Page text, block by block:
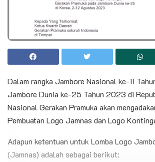
Dalam rangka Jambore Nasional ke-11
Jambore Dunia ke-25 Tahun 2023 di
Nasional Gerakan Pramuka akan
Pembuatan Logo Jamnas dan Logo
Adapun ketentuan untuk Lomba Logo
(Jamnas) adalah sebagai berikut: